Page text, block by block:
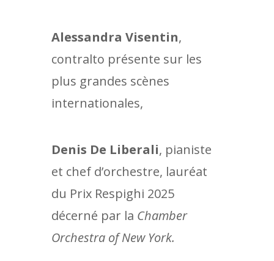
Alessandra Visentin,
contralto présente sur les
plus grandes scènes
internationales,
Denis De Liberali, pianiste
et chef d’orchestre, lauréat
du Prix Respighi 2025
décerné par la Chamber
Orchestra of New York.